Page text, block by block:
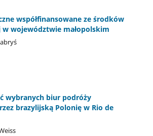
współfinansowane ze środków
w województwie małopolskim
wybranych biur podróży
brazylijską Polonię w Rio de